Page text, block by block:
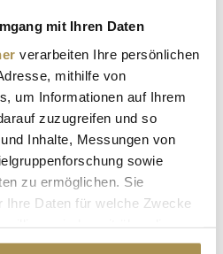
mit Ihren Daten
verarbeiten Ihre persönlichen
mithilfe von
um Informationen auf Ihrem
zuzugreifen und so
Inhalte, Messungen von
sowie
zu ermöglichen. Sie
Ihre Daten für welche Zwecke
Klicken auf das Privacy